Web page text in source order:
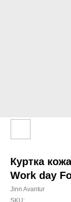
Куртка
Work day
Jinn Avantur
SKU: